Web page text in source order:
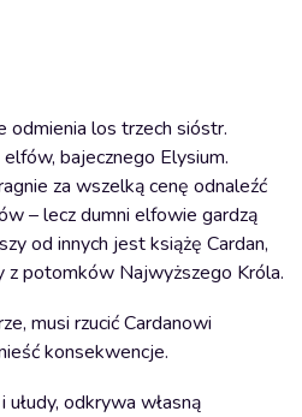
odmienia los trzech sióstr.
bajecznego Elysium.
za wszelką cenę odnaleźć
– lecz dumni elfowie gardzą
od innych jest książę Cardan,
z potomków Najwyższego Króla.
musi rzucić Cardanowi
konsekwencje.
odkrywa własną